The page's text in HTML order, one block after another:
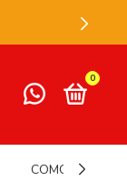
0
COMO USAR